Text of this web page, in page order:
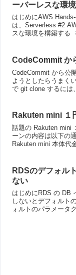
ーバーレスな環
はじめにAWS
は、Serverless #2
スな環境を構築する
CodeCommit か
CodeCommit から公
ようとしたらうまく
で git clone するには
Rakuten mini １
話題の Rakuten mini
ーンの内容は以下の
Rakuten mini 本体代
RDSのデフォル
ない
はじめにRDS の DB
しないとデフォルト
ォルトのパラメータ